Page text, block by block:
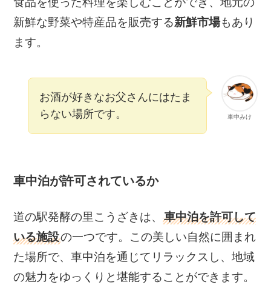
新鮮な野菜や特産品を販売する新鮮市場もあり
ます。
車中みけ
お酒が好きなお父さんにはたま
らない場所です。
車中泊が許可されているか
道の駅発酵の里こうざきは、車中泊を許可して
いる施設の一つです。この美しい自然に囲まれ
た場所で、車中泊を通じてリラックスし、地域
の魅力をゆっくりと堪能することができます。